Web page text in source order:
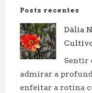
Posts recentes
Dália
Sentir
admirar a
enfeitar a rotina